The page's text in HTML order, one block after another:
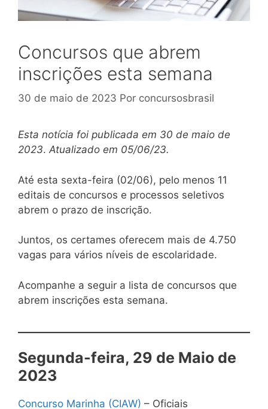
Concursos que abrem
inscrições esta semana
30 de maio de 2023 Por concursosbrasil
Esta notícia foi publicada em 30 de maio de
2023. Atualizado em 05/06/23.
Até esta sexta-feira (02/06), pelo menos 11
editais de concursos e processos seletivos
abrem o prazo de inscrição.
Juntos, os certames oferecem mais de 4.750
vagas para vários níveis de escolaridade.
Acompanhe a seguir a lista de concursos que
abrem inscrições esta semana.
Segunda-feira, 29 de Maio de
2023
Concurso Marinha (CIAW) – Oficiais